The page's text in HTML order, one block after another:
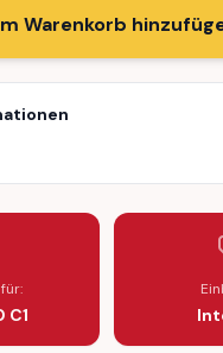
Warenkorb
C1